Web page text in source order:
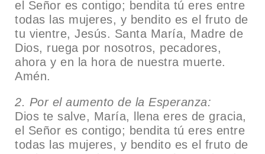
el Señor es contigo; bendita tú eres entre
todas las mujeres, y bendito es el fruto de
tu vientre, Jesús. Santa María, Madre de
Dios, ruega por nosotros, pecadores,
ahora y en la hora de nuestra muerte.
Amén.
2. Por el aumento de la Esperanza:
Dios te salve, María, llena eres de gracia,
el Señor es contigo; bendita tú eres entre
todas las mujeres, y bendito es el fruto de